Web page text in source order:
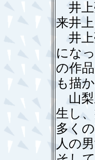
井上
来井
井上
にな
の作
も描
山梨
生し
多く
人の